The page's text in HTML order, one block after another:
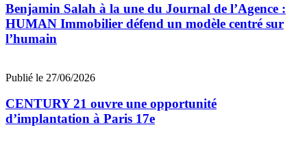
Benjamin Salah à la une du Journal de l’Agence :
HUMAN Immobilier défend un modèle centré sur
l’humain
Publié le 27/06/2026
CENTURY 21 ouvre une opportunité
d’implantation à Paris 17e